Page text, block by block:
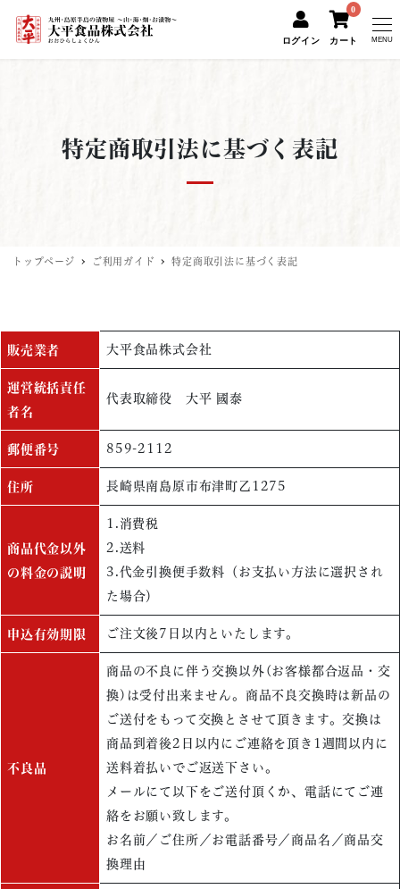
ログイン
0
カート MENU
特定商取引法に基づく表記
トップページ ご利用ガイド 特定商取引法に基づく表記
販売業者 大平食品株式会社
運営統括責任
者名
代表取締役 大平 國泰
郵便番号 859-2112
住所 長崎県南島原市布津町乙1275
商品代金以外
の料金の説明
1.消費税
2.送料
3.代金引換便手数料（お支払い方法に選択され
た場合）
申込有効期限 ご注文後7日以内といたします。
不良品
商品の不良に伴う交換以外(お客様都合返品・交
換)は受付出来ません。商品不良交換時は新品の
ご送付をもって交換とさせて頂きます。交換は
商品到着後2日以内にご連絡を頂き1週間以内に
送料着払いでご返送下さい。
メールにて以下をご送付頂くか、電話にてご連
絡をお願い致します。
お名前／ご住所／お電話番号／商品名／商品交
換理由